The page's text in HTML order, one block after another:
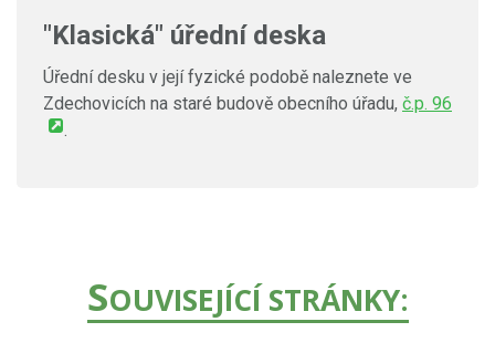
"Klasická" úřední deska
Úřední desku v její fyzické podobě naleznete ve
Zdechovicích na staré budově obecního úřadu, č.p. 96
.
SOUVISEJÍCÍ STRÁNKY: